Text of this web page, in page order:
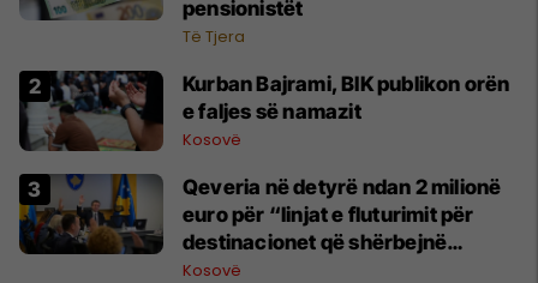
pensionistët
Të Tjera
Kurban Bajrami, BIK publikon orën
e faljes së namazit
Kosovë
Qeveria në detyrë ndan 2 milionë
euro për “linjat e fluturimit për
destinacionet që shërbejnë
mërgatën”
Kosovë